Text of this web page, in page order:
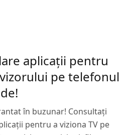
aplicații pentru
pe telefonul
în buzunar! Consultați
pentru a viziona TV pe